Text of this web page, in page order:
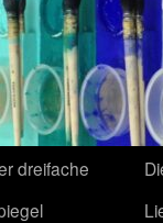
dreifache